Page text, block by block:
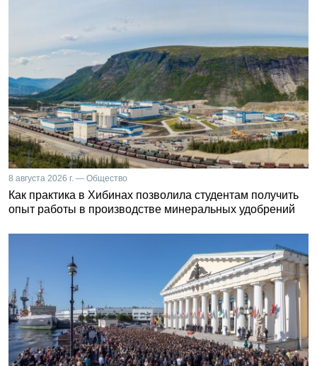
8 августа 2026 г. — Общество
Как практика в Хибинах позволила студентам получить
опыт работы в производстве минеральных удобрений